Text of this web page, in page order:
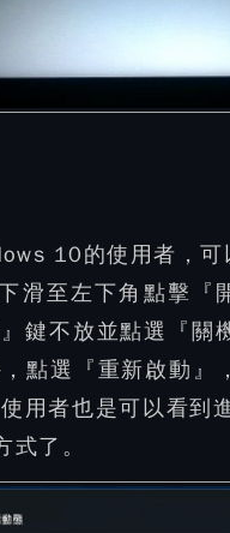
10的使用者，
滑至左下角點擊
鍵不放並點選『關
點選『重新啟動
用者也是可以看到
式了。